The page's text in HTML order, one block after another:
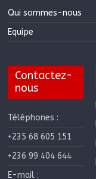
Qui sommes-nous
Equipe
Contactez-
nous
Téléphones :
+235 68 605 151
+236 99 404 644
E-mail :